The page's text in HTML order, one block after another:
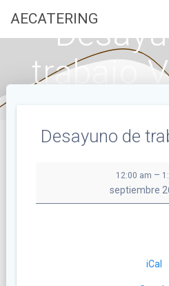
AECATERING
trabajo
Desayuno de
de
12:00 am –
septiembre
iCal